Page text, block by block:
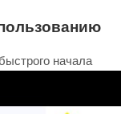
начала